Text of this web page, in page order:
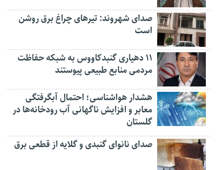
صدای شهروند: تیرهای چراغ برق روشن
است
۱۱ دهیاری گنبدکاووس به شبکه حفاظت
مردمی منابع طبیعی پیوستند
هشدار هواشناسی؛ احتمال آبگرفتگی
معابر و افزایش ناگهانی آب رودخانه‌ها در
گلستان
صدای نانوای گنبدی و گلایه از قطعی برق